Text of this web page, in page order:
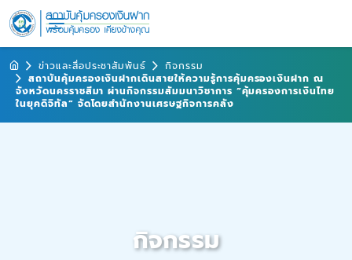
ข่าวและสื่อประชาสัมพันธ์
กิจกรรม
สถาบันคุ้มครองเงินฝากเดินสายให้ความรู้การคุ้มครองเงินฝาก ณ
จังหวัดนครราชสีมา ผ่านกิจกรรมสัมมนาวิชาการ “คุ้มครองการเงินไทย
ในยุคดิจิทัล” จัดโดยสำนักงานเศรษฐกิจการคลัง
กิจกรรม